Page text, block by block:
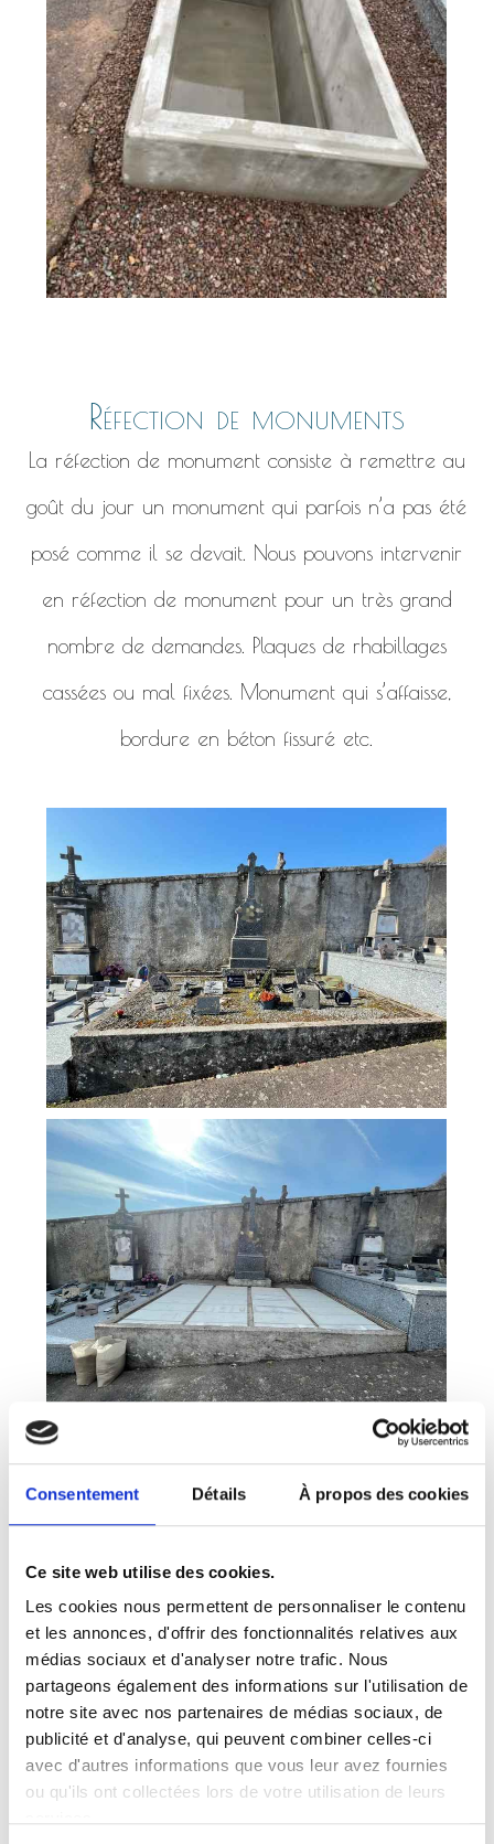
Consentement Détails À propos des cookies
Ce site web utilise des cookies.
Les cookies nous permettent de personnaliser le contenu
et les annonces, d'offrir des fonctionnalités relatives aux
médias sociaux et d'analyser notre trafic. Nous
partageons également des informations sur l'utilisation de
notre site avec nos partenaires de médias sociaux, de
publicité et d'analyse, qui peuvent combiner celles-ci
avec d'autres informations que vous leur avez fournies
ou qu'ils ont collectées lors de votre utilisation de leurs
Réfection de monuments
La réfection de monument consiste à remettre au
goût du jour un monument qui parfois n’a pas été
posé comme il se devait. Nous pouvons intervenir
en réfection de monument pour un très grand
nombre de demandes. Plaques de rhabillages
cassées ou mal fixées. Monument qui s’affaisse,
bordure en béton fissuré etc.